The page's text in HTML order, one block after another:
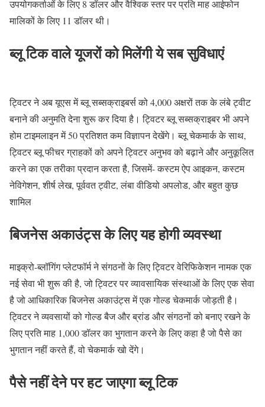
उपयोगकर्ताओं के लिए 8 डॉलर और वैश्विक स्तर पर प्रति माह आईफोन
मालिकों के लिए 11 डॉलर थी।
ब्लू टिक वाले यूजरों को मिलेंगी ये सब सुविधाएं
ट्विटर ने अब यूएस में ब्लू सब्सक्राइबर्स को 4,000 अक्षरों तक के लंबे ट्वीट
बनाने की अनुमति देना शुरू कर दिया है। ट्विटर ब्लू सब्सक्राइबर भी अपने
होम टाइमलाइन में 50 प्रतिशत कम विज्ञापन देखेंगे। ब्लू चेकमार्क के साथ,
ट्विटर ब्लू फीचर ग्राहकों को अपने ट्विटर अनुभव को बढ़ाने और अनुकूलित
करने का एक तरीका प्रदान करता है, जिसमें- कस्टम ऐप आइकन, कस्टम
नेविगेशन, शीर्ष लेख, पूर्ववत ट्वीट, लंबा वीडियो अपलोड, और बहुत कुछ
शामिल
बिजनेस अकाउंट्स के लिए यह होगी व्यवस्था
माइक्रो-ब्लॉगिंग प्लेटफॉर्म ने संगठनों के लिए ट्विटर वेरिफिकेशन नामक एक
नई सेवा भी शुरू की है, जो ट्विटर पर व्यावसायिक संस्थाओं के लिए एक सेवा
है जो आधिकारिक बिजनेस अकाउंट्स में एक गोल्ड चेकमार्क जोड़ती है।
ट्विटर ने व्यवसायों को गोल्ड बैज और ब्रांड और संगठनों को बनाए रखने के
लिए प्रति माह 1,000 डॉलर का भुगतान करने के लिए कहा है जो पैसे का
भुगतान नहीं करते हैं, वो चेकमार्क खो देंगे।
पैसे नहीं देने पर हट जाएगा ब्लू टिक